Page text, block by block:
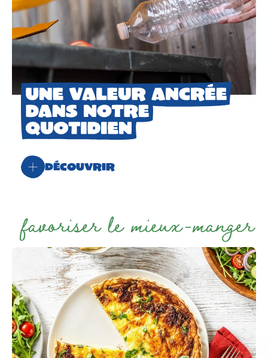
Découvrir
favoriser le mieux-manger